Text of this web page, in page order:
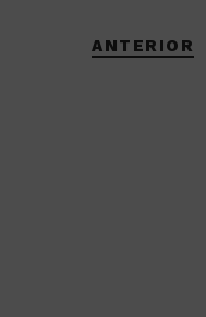
ANTERIOR